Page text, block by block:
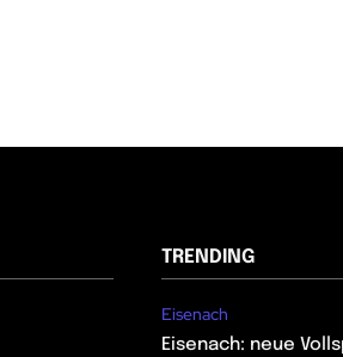
TRENDING
Eisenach
Eisenach: neue